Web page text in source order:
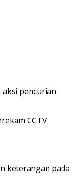
aksi pencurian
CCTV
keterangan pada